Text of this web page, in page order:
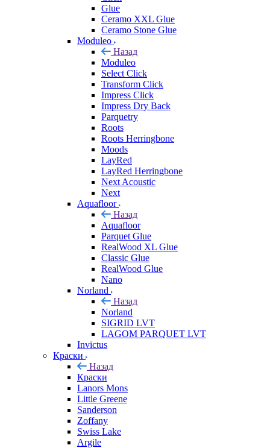
Glue
Ceramo XXL Glue
Ceramo Stone Glue
Moduleo
Назад
Moduleo
Select Click
Transform Click
Impress Click
Impress Dry Back
Parquetry
Roots
Roots Herringbone
Moods
LayRed
LayRed Herringbone
Next Acoustic
Next
Aquafloor
Назад
Aquafloor
Parquet Glue
RealWood XL Glue
Classic Glue
RealWood Glue
Nano
Norland
Назад
Norland
SIGRID LVT
LAGOM PARQUET LVT
Invictus
Краски
Назад
Краски
Lanors Mons
Little Greene
Sanderson
Zoffany
Swiss Lake
Argile